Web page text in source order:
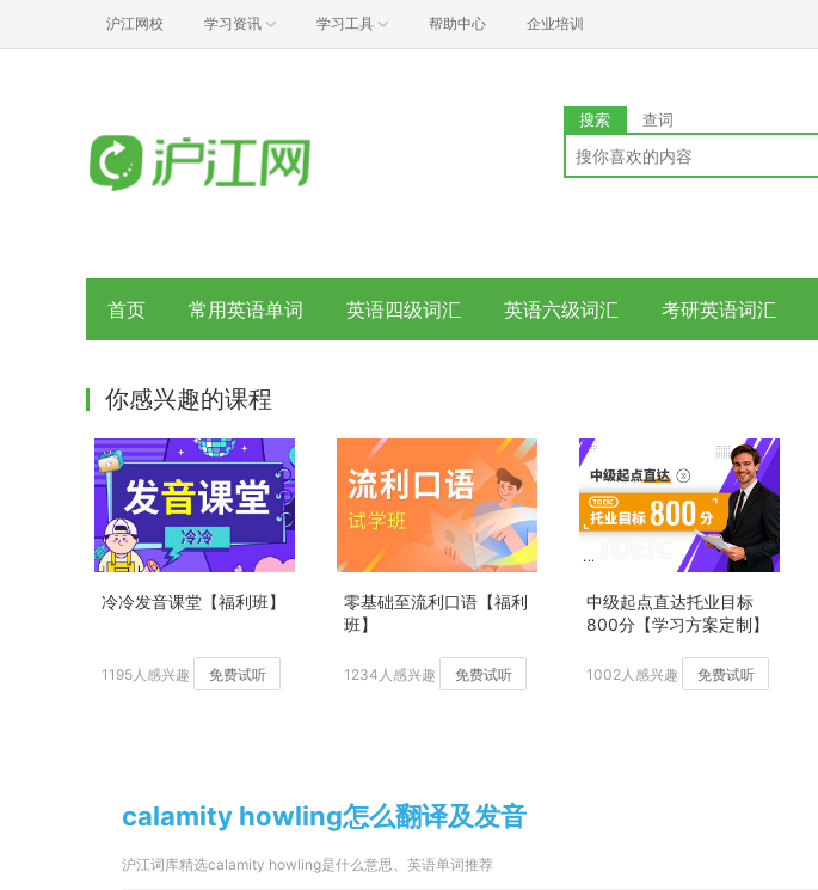
沪江网校 学习资讯 学习工具 帮助中心 企业培训
搜索 查词
首页 常用英语单词 英语四级词汇 英语六级词汇 考研英语词汇
你感兴趣的课程
冷冷发音课堂【福利班】
1195人感兴趣 免费试听
零基础至流利口语【福利
班】
1234人感兴趣 免费试听
中级起点直达托业目标
800分【学习方案定制】
1002人感兴趣 免费试听
calamity howling怎么翻译及发音
沪江词库精选calamity howling是什么意思、英语单词推荐